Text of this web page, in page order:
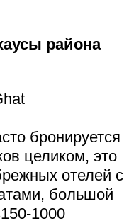
района
бронируется
целиком, это
отелей с
большой
1000